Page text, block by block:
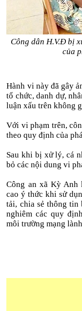
Công dân H.V.Đ bị
của
Hành vi này đã gây
tổ chức, danh dự,
luận xấu trên không
Với vi phạm trên,
theo quy định của
Sau khi bị xử lý, cá
bỏ các nội dung vi
Công an xã Kỳ Anh
cao ý thức khi sử
tải, chia sẻ thông tin
nghiêm các quy
môi trường mạng